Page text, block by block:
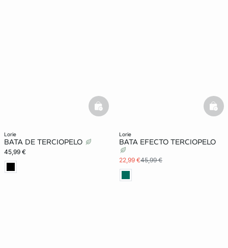
lorie
BATA DE TERCIOPELO
45,99 €
basketfull
lorie
BATA EFECTO TERCIOPELO
22,99 €45,99 €